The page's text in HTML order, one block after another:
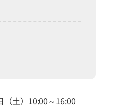
（土）10:00～16:00